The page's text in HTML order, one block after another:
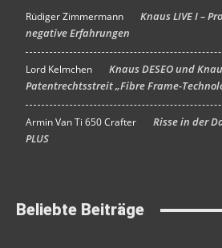
Rüdiger Zimmermann
Knaus LIVE I –
negative Erfahrungen
Lord Kelmchen
Knaus DESEO und
Patentrechtsstreit „Fibre Frame-
Armin Van Ti 650 Crafter
Risse in der
PLUS
Beliebte Beiträge